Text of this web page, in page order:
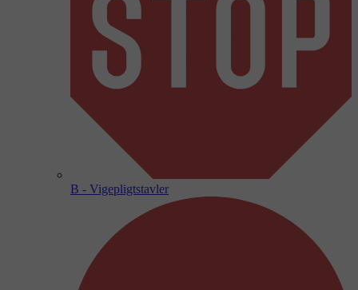
B - Vigepligtstavler